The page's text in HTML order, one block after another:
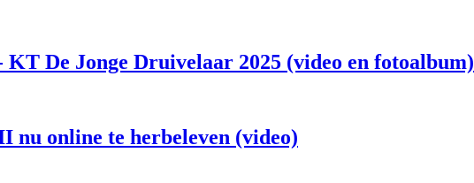
De Jonge Druivelaar 2025 (video en fotoalbum)
online te herbeleven (video)